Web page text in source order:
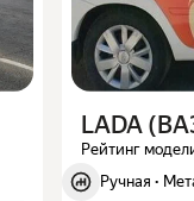
LADA
Рейтинг
Ручная ·